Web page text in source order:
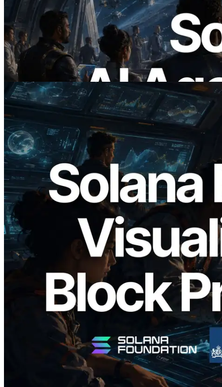
ERPC lança Solana RPC com suporte a
x402 — A era em que agentes de IA
pagam sob demanda pelas APIs de que
precisam
Ler este artigo
2026.05.24
Validators Solutions lança Solana Block
Analyzer — Visualizando o tempo de
produção de bloco por slot e o validador
responsável